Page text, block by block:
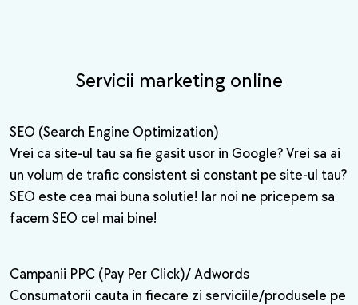
Servicii marketing online
SEO (Search Engine Optimization)
Vrei ca site-ul tau sa fie gasit usor in Google? Vrei sa ai
un volum de trafic consistent si constant pe site-ul tau?
SEO este cea mai buna solutie! Iar noi ne pricepem sa
facem SEO cel mai bine!
Campanii PPC (Pay Per Click)/ Adwords
Consumatorii cauta in fiecare zi serviciile/produsele pe